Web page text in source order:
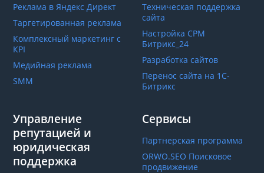
Реклама в Яндекс Директ
Таргетированная реклама
Комплексный маркетинг с
КРІ
Медийная реклама
SMM
Техническая поддержка
сайта
Настройка СРМ
Битрикс_24
Разработка сайтов
Перенос сайта на 1С-
Битрикс
Управление
репутацией и
юридическая
поддержка
Сервисы
Партнерская программа
ORWO.SEO Поисковое
продвижение